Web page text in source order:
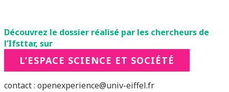
Découvrez le dossier réalisé par les chercheurs de
l’Ifsttar, sur
L’ESPACE SCIENCE ET SOCIÉTÉ
contact : openexperience@univ-eiffel.fr